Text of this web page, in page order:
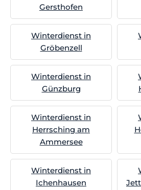
Gersthofen
Winterdienst in
Gröbenzell
Winterdienst in
Günzburg
Winterdienst in
Herrsching am
Ammersee
Winterdienst in
Ichenhausen